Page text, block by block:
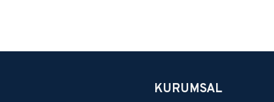
KURUMSAL